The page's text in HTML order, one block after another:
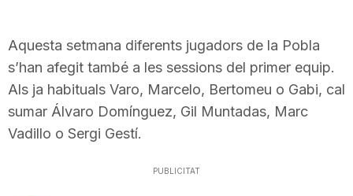
Aquesta setmana diferents jugadors de la Pobla
s’han afegit també a les sessions del primer equip.
Als ja habituals Varo, Marcelo, Bertomeu o Gabi, cal
sumar Álvaro Domínguez, Gil Muntadas, Marc
Vadillo o Sergi Gestí.
PUBLICITAT